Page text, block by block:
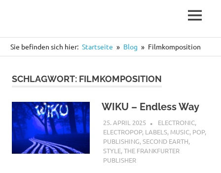
MENÜ
Sie befinden sich hier: Startseite Blog Filmkomposition
SCHLAGWORT: FILMKOMPOSITION
WIKU – Endless Way
25. APRIL 2025 STEFANBRAUN
ELECTRONIC,
ELECTROPOP, LABELS, MUSIC, POP,
PUBLISHING,SECOND EARTH,
STYLE,THE FRANKFURTER
PUBLISHER